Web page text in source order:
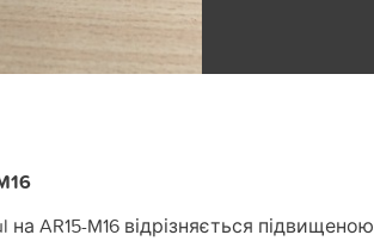
AR15-M16 відрізняється підвищеною